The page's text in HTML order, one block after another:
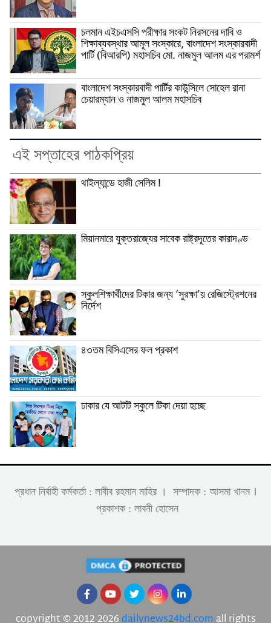
চলমান এইচএসসি পরীক্ষার সংকট নিরসনের দাবি ও
শিক্ষাব্যবস্থার আমূল সংস্কারে, বাংলাদেশ সংস্কারবাদী
পার্টি (বিআরপি) মহাসচিব মো. নাজমুল আলম এর পরামর্শ
বাংলাদেশ সংস্কারবাদী পার্টির কাউন্সিলে সোহেল রানা
চেয়ারম্যান ও নাজমুল আলম মহাসচিব
এই সপ্তাহের পাঠকপ্রিয়
থাইল্যান্ডে হাজী সেলিম !
মিয়ানমারে যুক্তরাজ্যের সাবেক রাষ্ট্রদূতের কারাদণ্ড
স্কুলশিক্ষার্থীদের টিকার জন্য ‘সুরক্ষা’য় রেজিস্ট্রেশনের
নির্দেশ
৪৩তম বিসিএসের ফল প্রকাশ
ঢাকার যে আটটি স্কুলে টিকা দেয়া হচ্ছে
প্রধান নির্বাহী কর্মকর্তা : লাবীব রহমান মাহির । সম্পাদক : আসমা খানম ।
প্রকাশক : লাবনী হোসেন